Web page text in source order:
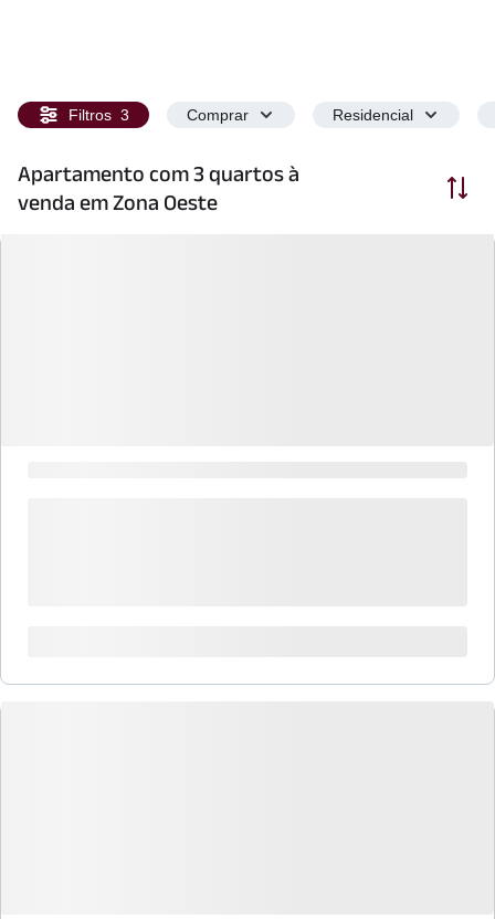
Filtros 3 Comprar Residencial
Apartamento com 3 quartos à
venda em Zona Oeste
Ordenar